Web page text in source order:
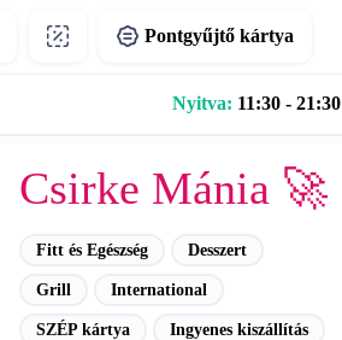
Pontgyűjtő kártya
Nyitva: 11:30 - 21:30
Csirke Mánia 🚀
Fitt és Egészség Desszert
Grill International
SZÉP kártya Ingyenes kiszállítás